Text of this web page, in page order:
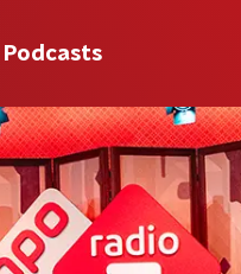
Podcasts